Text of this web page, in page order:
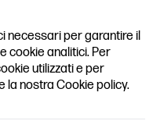
necessari per garantire il
cookie analitici. Per
utilizzati e per
la nostra Cookie policy.
TABLE OF
CONTENTS